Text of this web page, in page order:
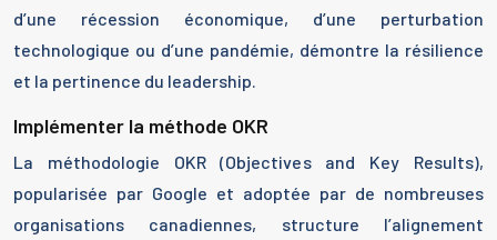
d’une récession économique, d’une perturbation
technologique ou d’une pandémie, démontre la résilience
et la pertinence du leadership.
Implémenter la méthode OKR
La méthodologie OKR (Objectives and Key Results),
popularisée par Google et adoptée par de nombreuses
organisations canadiennes, structure l’alignement